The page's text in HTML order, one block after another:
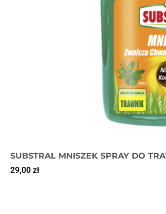
SUBSTRAL MNISZEK SPRAY DO
29,00 zł